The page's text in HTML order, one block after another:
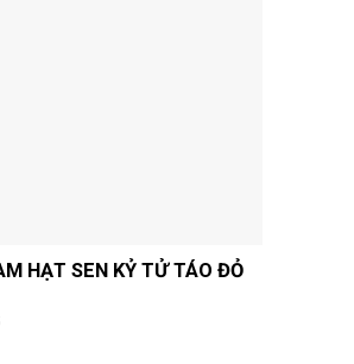
HẠT SEN KỶ TỬ TÁO ĐỎ